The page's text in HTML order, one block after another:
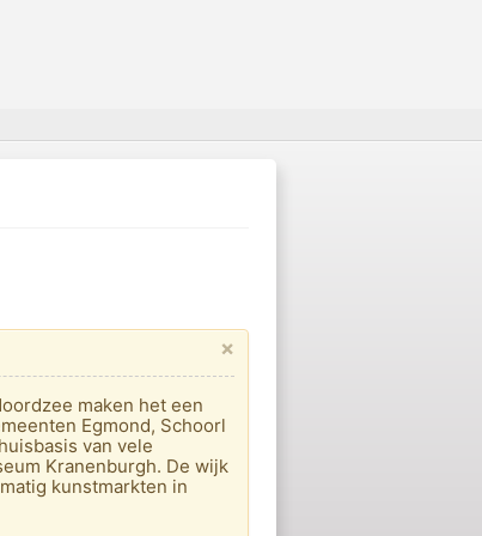
×
maken het een
Egmond, Schoorl
van vele
Kranenburgh. De wijk
kunstmarkten in